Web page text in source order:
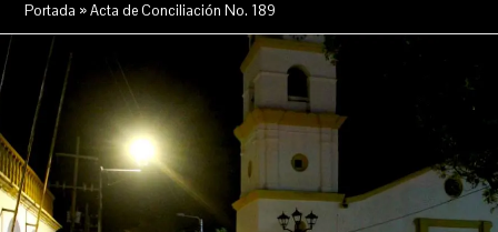
Portada »Acta de Conciliación No. 189